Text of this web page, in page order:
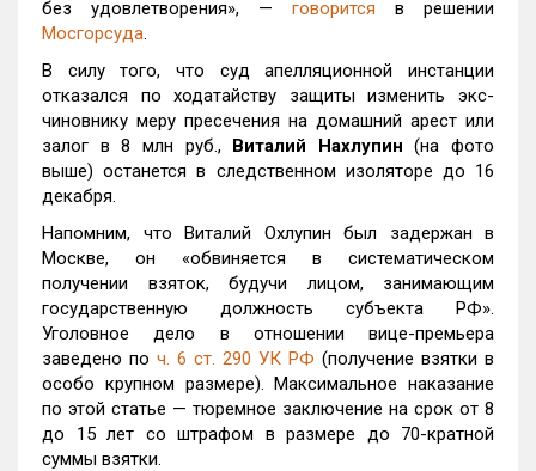
без удовлетворения», — говорится в решении
Мосгорсуда.
В силу того, что суд апелляционной инстанции
отказался по ходатайству защиты изменить экс-
чиновнику меру пресечения на домашний арест или
залог в 8 млн руб., Виталий Нахлупин (на фото
выше) останется в следственном изоляторе до 16
декабря.
Напомним, что Виталий Охлупин был задержан в
Москве, он «обвиняется в систематическом
получении взяток, будучи лицом, занимающим
государственную должность субъекта РФ».
Уголовное дело в отношении вице-премьера
заведено по ч. 6 ст. 290 УК РФ (получение взятки в
особо крупном размере). Максимальное наказание
по этой статье — тюремное заключение на срок от 8
до 15 лет со штрафом в размере до 70-кратной
суммы взятки.